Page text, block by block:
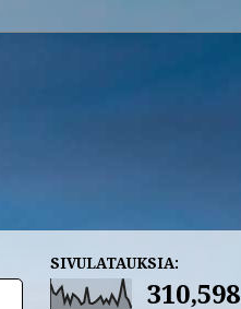
SIVULATAUKSIA:
310,598